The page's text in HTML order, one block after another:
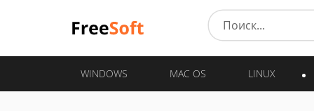
WINDOWS MAC OS LINUX